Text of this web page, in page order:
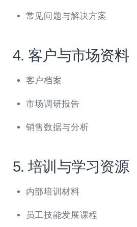
常见问题与解决方案
4. 客户与市场资料
客户档案
市场调研报告
销售数据与分析
5. 培训与学习资源
内部培训材料
员工技能发展课程